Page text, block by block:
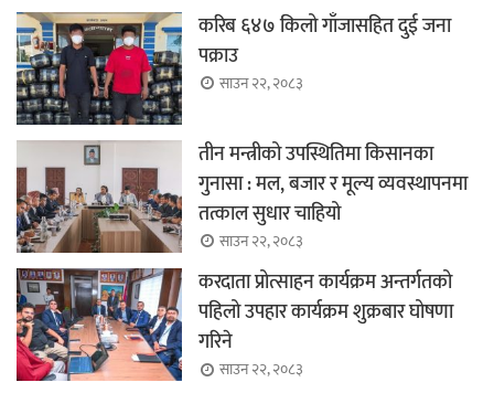
करिब ६४७ किलो गाँजासहित दुई जना
पक्राउ
साउन २२, २०८३
तीन मन्त्रीको उपस्थितिमा किसानका
गुनासा : मल, बजार र मूल्य व्यवस्थापनमा
तत्काल सुधार चाहियो
साउन २२, २०८३
करदाता प्रोत्साहन कार्यक्रम अन्तर्गतको
पहिलो उपहार कार्यक्रम शुक्रबार घोषणा
गरिने
साउन २२, २०८३